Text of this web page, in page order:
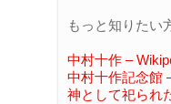
もっと知りたい
中村十作 –
中村十作記念館
神として祀られ